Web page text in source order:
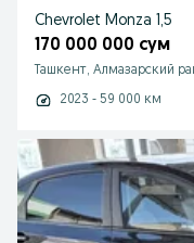
Chevrolet Monza 1,5
170 000 000 сум
Ташкент, Алмазарский
2023 - 59 000 км